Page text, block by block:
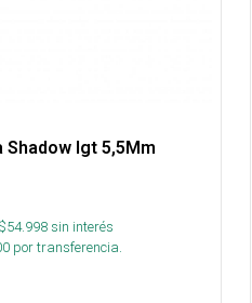
Shadow Igt 5,5Mm
54.998sin interés
por transferencia.